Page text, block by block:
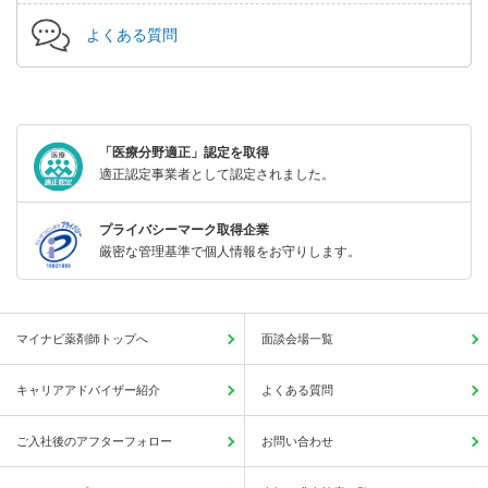
よくある質問
「医療分野適正」認定を取得
適正認定事業者として認定されました。
プライバシーマーク取得企業
厳密な管理基準で個人情報をお守りします。
マイナビ薬剤師トップへ 面談会場一覧
キャリアアドバイザー紹介 よくある質問
ご入社後のアフターフォロー お問い合わせ